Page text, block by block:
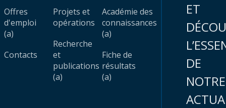
Offres
d'emploi
(a)
Contacts
Projets et
opérations
Recherche
et
publications
(a)
Académie des
connaissances
(a)
Fiche de
résultats
(a)
ET
DE
NOTRE